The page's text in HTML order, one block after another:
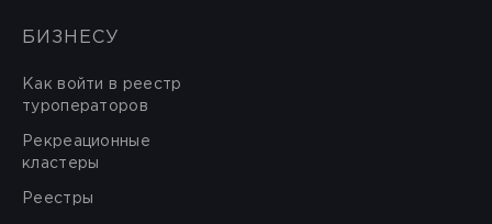
БИЗНЕСУ
Как войти в реестр
туроператоров
Рекреационные
кластеры
Реестры